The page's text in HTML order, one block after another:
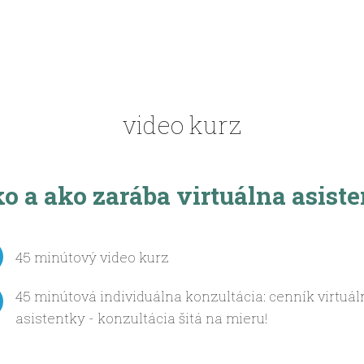
video kurz
a ako zarába virtuálna
45 minútový video kurz
45 minútová individuálna konzultácia: cenník
asistentky - konzultácia šitá na mieru!